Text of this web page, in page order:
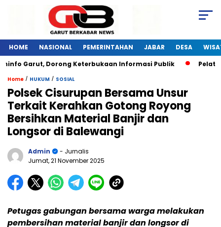
HOME NASIONAL PEMERINTAHAN JABAR DESA
Garut, Dorong Keterbukaan Informasi Publik
Home / HUKUM / SOSIAL
Polsek Cisurupan Bersama Unsur
Terkait Kerahkan Gotong Royong
Bersihkan Material Banjir dan
Longsor di Balewangi
Admin
- Jurnalis
Jumat, 21 November 2025
Petugas gabungan bersama warga melakukan
pembersihan material banjir dan longsor di